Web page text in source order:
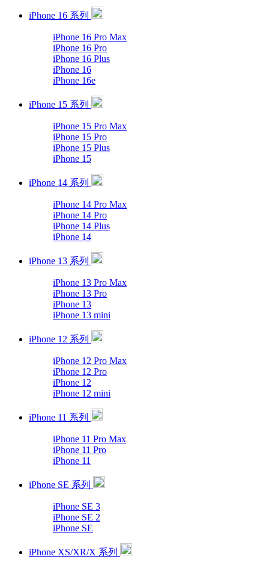
iPhone 16 系列
iPhone 16 Pro Max
iPhone 16 Pro
iPhone 16 Plus
iPhone 16
iPhone 16e
iPhone 15 系列
iPhone 15 Pro Max
iPhone 15 Pro
iPhone 15 Plus
iPhone 15
iPhone 14 系列
iPhone 14 Pro Max
iPhone 14 Pro
iPhone 14 Plus
iPhone 14
iPhone 13 系列
iPhone 13 Pro Max
iPhone 13 Pro
iPhone 13
iPhone 13 mini
iPhone 12 系列
iPhone 12 Pro Max
iPhone 12 Pro
iPhone 12
iPhone 12 mini
iPhone 11 系列
iPhone 11 Pro Max
iPhone 11 Pro
iPhone 11
iPhone SE 系列
iPhone SE 3
iPhone SE 2
iPhone SE
iPhone XS/XR/X 系列